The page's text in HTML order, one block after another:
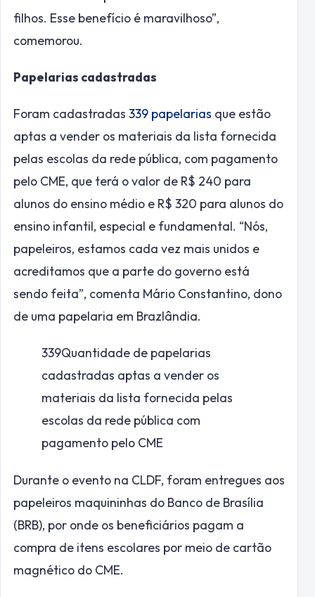
filhos. Esse benefício é maravilhoso”,
comemorou.
Papelarias cadastradas
Foram cadastradas 339 papelarias que estão
aptas a vender os materiais da lista fornecida
pelas escolas da rede pública, com pagamento
pelo CME, que terá o valor de R$ 240 para
alunos do ensino médio e R$ 320 para alunos do
ensino infantil, especial e fundamental. “Nós,
papeleiros, estamos cada vez mais unidos e
acreditamos que a parte do governo está
sendo feita”, comenta Mário Constantino, dono
de uma papelaria em Brazlândia.
339Quantidade de papelarias
cadastradas aptas a vender os
materiais da lista fornecida pelas
escolas da rede pública com
pagamento pelo CME
Durante o evento na CLDF, foram entregues aos
papeleiros maquininhas do Banco de Brasília
(BRB), por onde os beneficiários pagam a
compra de itens escolares por meio de cartão
magnético do CME.